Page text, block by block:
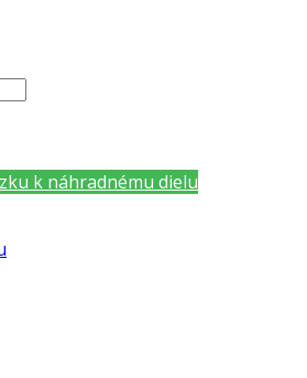
k náhradnému dielu